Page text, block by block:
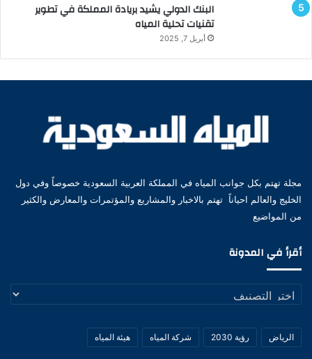
البنك الدولي يشيد بريادة المملكة في تطوير
تقنيات تحلية المياه
أبريل 7, 2025
مجلة تهتم بكل جوانب المياه في المملكة العربية السعودية خصوصاً وفي دول
الخليج والعالم احياناً تهتم بالاخبار والمشاريع والمؤتمرات والمعارض والكثير
من المواضيع
أقرأ في المدونة
أقرأ
في
الرياض رؤية 2030 شركة المياه هيئة المياه